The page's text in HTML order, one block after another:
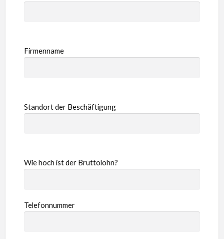
Firmenname
Standort der Beschäftigung
Wie hoch ist der Bruttolohn?
Telefonnummer